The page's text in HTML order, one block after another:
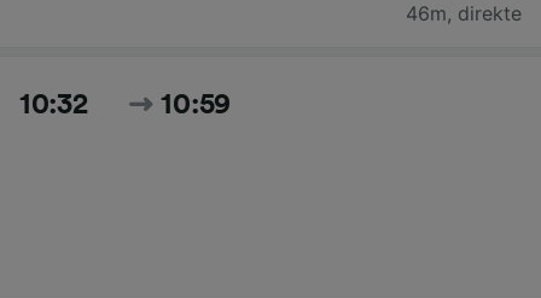
46m, direkte
10:32 10:59